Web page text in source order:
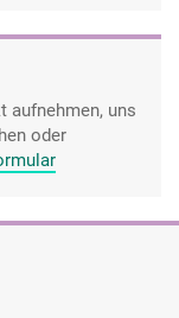
aufnehmen, uns
oder